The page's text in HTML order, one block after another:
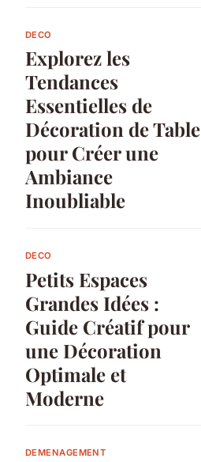
DECO
Explorez les
Tendances
Essentielles de
Décoration de Table
pour Créer une
Ambiance
Inoubliable
DECO
Petits Espaces
Grandes Idées :
Guide Créatif pour
une Décoration
Optimale et
Moderne
DEMENAGEMENT